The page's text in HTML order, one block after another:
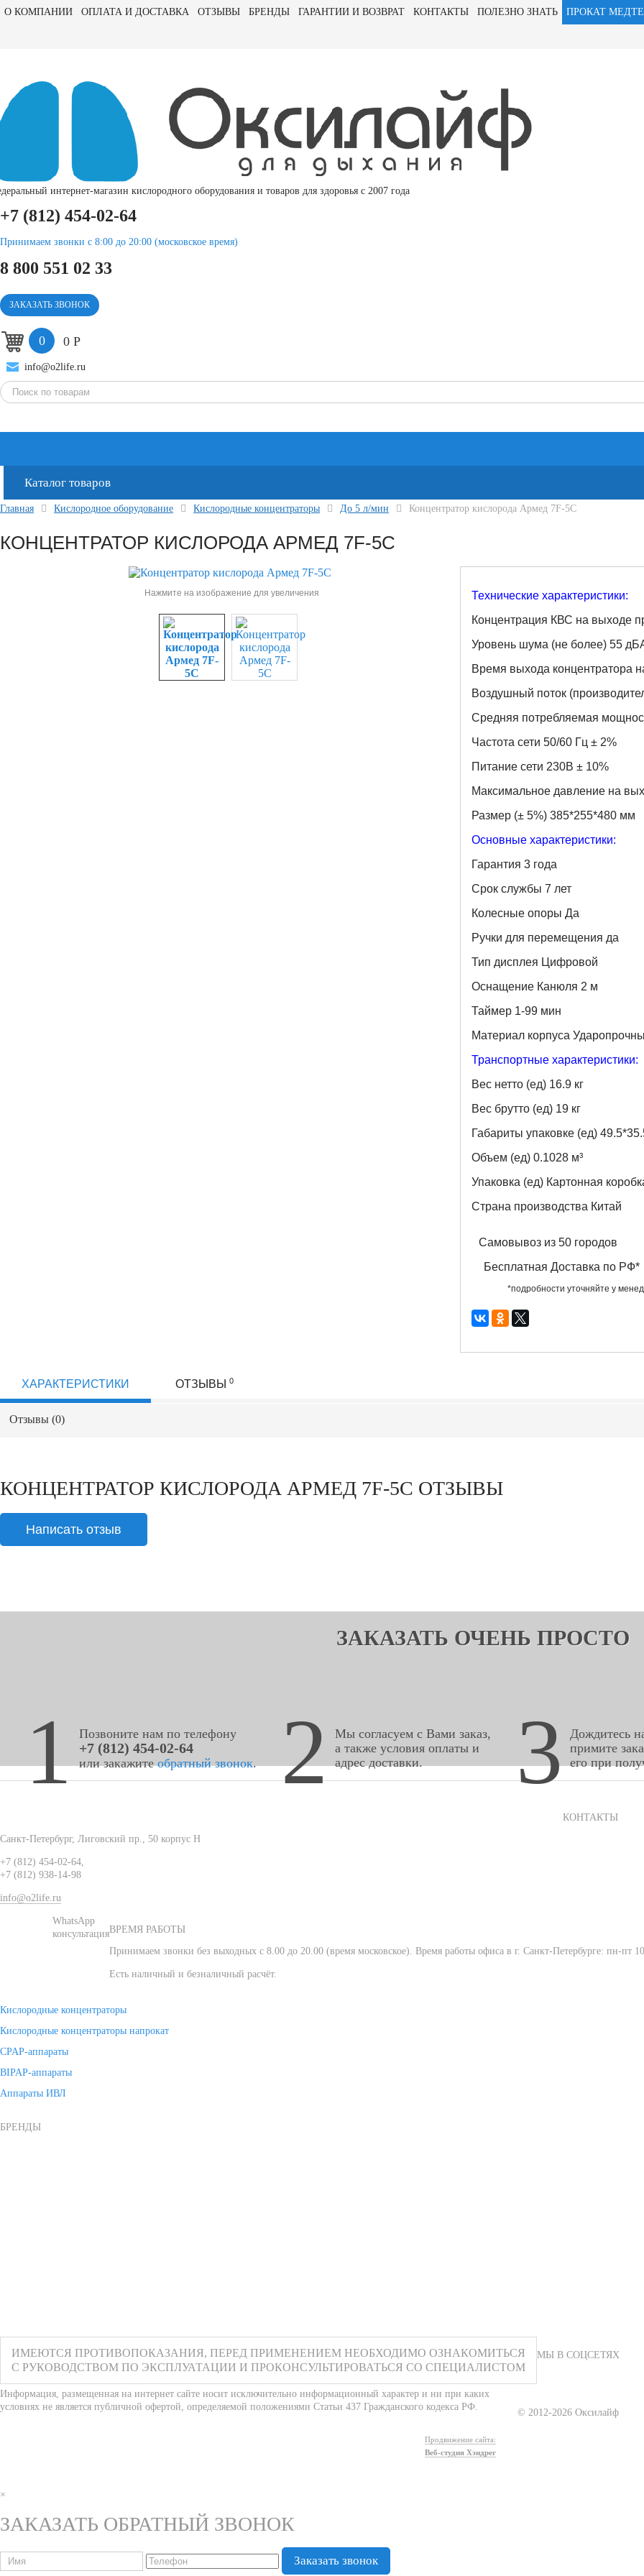
О КОМПАНИИ ОПЛАТА И ДОСТАВКА ОТЗЫВЫ БРЕНДЫ ГАРАНТИИ И ВОЗВРАТ КОНТАКТЫ ПОЛЕЗНО ЗНАТЬ ПРОКАТ
интернет-магазин кислородного оборудования и товаров для здоровья с 2007 года
+7 (812) 454-02-64
Принимаем звонки с 8:00 до 20:00 (московское время)
8 800 551 02 33
ЗАКАЗАТЬ ЗВОНОК
0 0 Р
info@o2life.ru
Каталог товаров
Главная Кислородное оборудование Кислородные концентраторы До 5 л/мин Концентратор кислорода Армед 7F-5C
КОНЦЕНТРАТОР КИСЛОРОДА АРМЕД 7F-5C
Нажмите на изображение для увеличения
Технические характеристики:
Концентрация КВС на выходе
Уровень шума (не более) 55
Время выхода концентратора
Воздушный поток
Средняя потребляемая
Частота сети 50/60 Гц ± 2%
Питание сети 230В ± 10%
Максимальное давление на
Размер (± 5%) 385*255*480 мм
Основные характеристики:
Гарантия 3 года
Срок службы 7 лет
Колесные опоры Да
Ручки для перемещения да
Тип дисплея Цифровой
Оснащение Канюля 2 м
Таймер 1-99 мин
Материал корпуса
Транспортные характеристики:
Вес нетто (ед) 16.9 кг
Вес брутто (ед) 19 кг
Габариты упаковке (ед)
Объем (ед) 0.1028 м³
Упаковка (ед) Картонная
Страна производства Китай
Самовывоз из 50 городов
Бесплатная Доставка по РФ*
*подробности уточняйте у
ХАРАКТЕРИСТИКИ ОТЗЫВЫ 0
Отзывы (0)
КОНЦЕНТРАТОР КИСЛОРОДА АРМЕД 7F-5C ОТЗЫВЫ
ЗАКАЗАТЬ ОЧЕНЬ ПРОСТО
1 Позвоните нам по телефону
+7 (812) 454-02-64
или закажитеобратный звонок. 2 Мы согласуем с Вами заказ,
а также условия оплаты и
адрес доставки.
3
Дождитесь
примите
его при
КОНТАКТЫ
Санкт-Петербург, Лиговский пр., 50 корпус Н
+7 (812) 454-02-64
+7 (812) 938-14-98
info@o2life.ru
WhatsApp
консультацияВРЕМЯ РАБОТЫ
Принимаем звонки без выходных с 8.00 до 20.00 (время московское). Время работы офиса в г. Санкт-Петербурге: пн-пт
Есть наличный и безналичный расчёт.
Кислородные концентраторы
Кислородные концентраторы напрокат
CPAP-аппараты
BIPAP-аппараты
Аппараты ИВЛ
БРЕНДЫ
ИМЕЮТСЯ ПРОТИВОПОКАЗАНИЯ, ПЕРЕД ПРИМЕНЕНИЕМ НЕОБХОДИМО ОЗНАКОМИТЬСЯ
С РУКОВОДСТВОМ ПО ЭКСПЛУАТАЦИИ И ПРОКОНСУЛЬТИРОВАТЬСЯ СО СПЕЦИАЛИСТОМ
Информация, размещенная на интернет сайте носит исключительно информационный характер и ни при каких
условиях не является публичной офертой, определяемой положениями Статьи 437 Гражданского кодекса РФ.
МЫ В СОЦСЕТЯХ
© 2012-2026 Оксилайф
Продвижение сайта:
Веб-студия Хэндрег
×
ЗАКАЗАТЬ ОБРАТНЫЙ ЗВОНОК